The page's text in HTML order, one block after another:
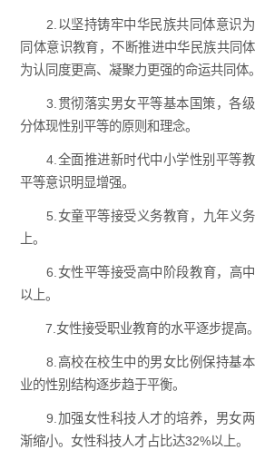
2.以坚持铸牢中华民族共同体意识为
同体意识教育，不断推进中华民族共同
为认同度更高、凝聚力更强的命运共同体。
3.贯彻落实男女平等基本国策，各级
分体现性别平等的原则和理念。
4.全面推进新时代中小学性别平等教
平等意识明显增强。
5.女童平等接受义务教育，九年义务
上。
6.女性平等接受高中阶段教育，高中
以上。
7.女性接受职业教育的水平逐步提高。
8.高校在校生中的男女比例保持基本
业的性别结构逐步趋于平衡。
9.加强女性科技人才的培养，男女两
渐缩小。女性科技人才占比达32%以上。